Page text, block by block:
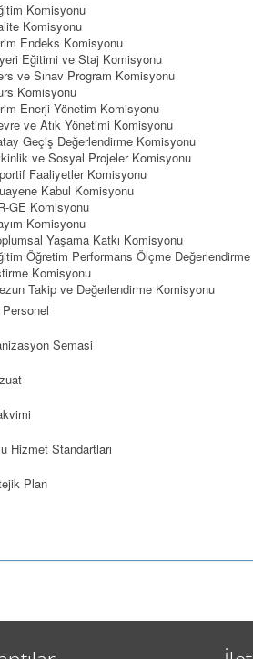
Komisyonu
Komisyonu
Endeks Komisyonu
Eğitimi ve Staj Komisyonu
ve Sınav Program Komisyonu
Komisyonu
Enerji Yönetim Komisyonu
ve Atık Yönetimi Komisyonu
Geçiş Değerlendirme Komisyonu
ve Sosyal Projeler Komisyonu
Faaliyetler Komisyonu
Kabul Komisyonu
GE Komisyonu
Komisyonu
Yaşama Katkı Komisyonu
Öğretim Performans Ölçme Değerlendirme
Komisyonu
Takip ve Değerlendirme Komisyonu
Semasi
Hizmet Standartları
Plan